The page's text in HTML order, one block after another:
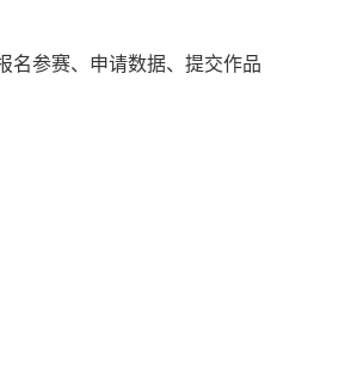
名参赛、申请数据、提交作品